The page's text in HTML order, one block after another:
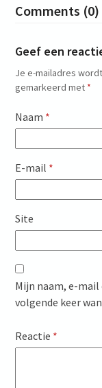
Comments (0)
Geef een
Je e-mailadres
gemarkeerd met *
Naam *
E-mail *
Site
Mijn naam, e-mail
volgende keer
Reactie *